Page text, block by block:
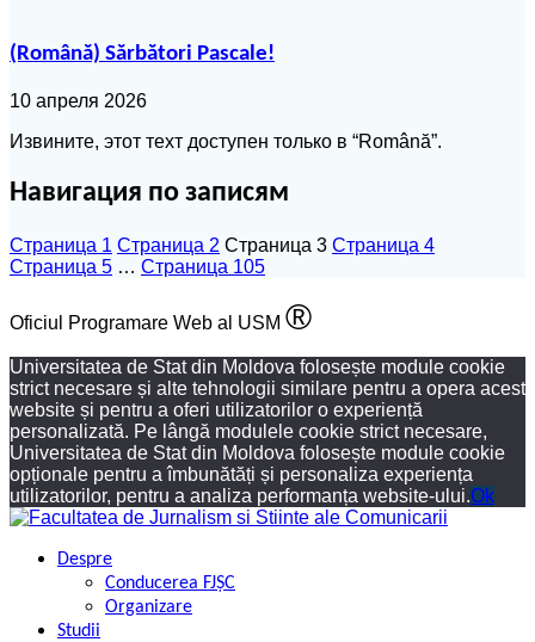
(Română) Sărbători Pascale!
10 апреля 2026
Извините, этот техт доступен только в “Română”.
Навигация по записям
Страница 1 Страница 2 Страница 3 Страница 4
Страница 5 … Страница 105
Oficiul Programare Web al USM ®
Universitatea de Stat din Moldova folosește module cookie
strict necesare și alte tehnologii similare pentru a opera acest
website și pentru a oferi utilizatorilor o experiență
personalizată. Pe lângă modulele cookie strict necesare,
Universitatea de Stat din Moldova folosește module cookie
opționale pentru a îmbunătăți și personaliza experiența
utilizatorilor, pentru a analiza performanța website-ului.Ok
Despre
Conducerea FJȘC
Organizare
Studii